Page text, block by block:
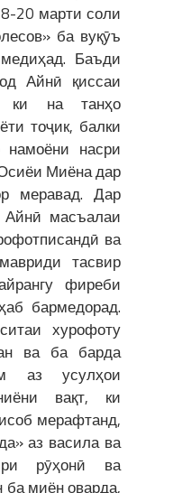
20 марти соли
ба вуқӯъ
Баъди
Айнӣ қиссаи
ки на танҳо
тоҷик, балки
насри
Миёна дар
меравад. Дар
масъалаи
ва
тасвир
фиреби
бармедорад.
хурофоту
ва ба барда
аз усулҳои
вақт, ки
мерафтанд,
аз васила ва
рӯҳонӣ ва
миён оварда,